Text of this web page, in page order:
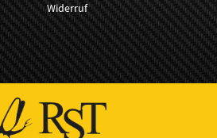
Widerruf